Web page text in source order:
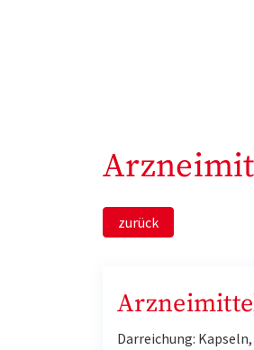
zurück
Darreichung: Kapseln,